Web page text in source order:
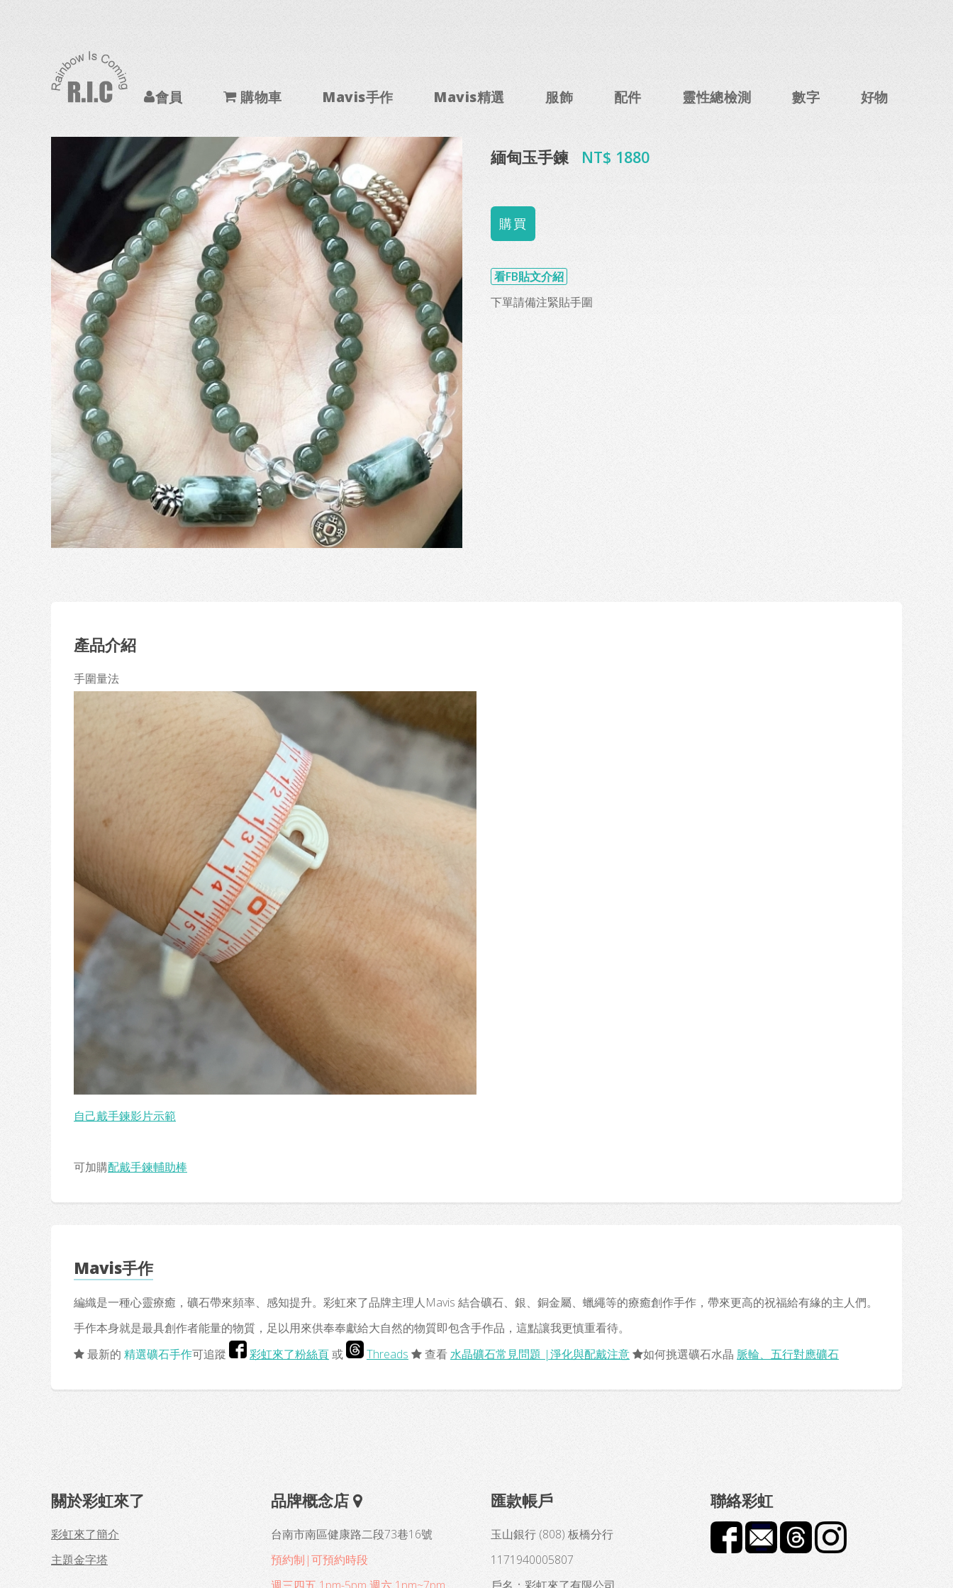
會員 購物車 Mavis手作 Mavis精選 服飾 配件 靈性總檢測 數字 好物
緬甸玉手鍊 NT$ 1880
看FB貼文介紹
下單請備注緊貼手圍
產品介紹
手圍量法
自己戴手鍊影片示範
可加購配戴手鍊輔助棒
Mavis手作
編織是一種心靈療癒，礦石帶來頻率、感知提升。彩虹來了品牌主理人Mavis 結合礦石、銀、銅金屬、蠟繩等的療癒創作手作，帶來更高的祝福給有緣的主人們。
手作本身就是最具創作者能量的物質，足以用來供奉奉獻給大自然的物質即包含手作品，這點讓我更慎重看待。
最新的 精選礦石手作可追蹤 彩虹來了粉絲頁或 Threads 查看水晶礦石常見問題 |淨化與配戴注意 如何挑選礦石水晶 脈輪、五行對應礦石
關於彩虹來了
彩虹來了簡介
主題金字塔
品牌概念店
台南市南區健康路二段73巷16號
預約制|可預約時段
匯款帳戶
玉山銀行 (808) 板橋分行
1171940005807
聯絡彩虹